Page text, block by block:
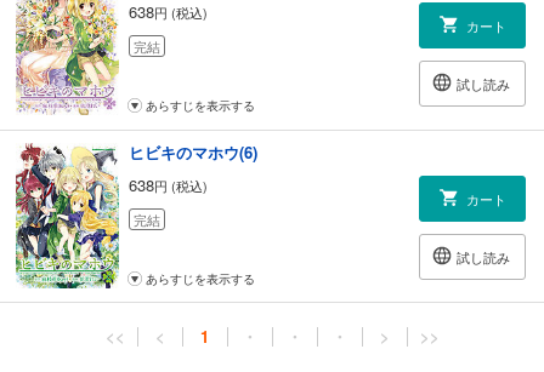
638円 (税込)
完結
カート
試し読み
あらすじを表示する
ヒビキのマホウ(6)
638円 (税込)
完結
カート
試し読み
あらすじを表示する
<< < 1 ・ ・ ・ > >>